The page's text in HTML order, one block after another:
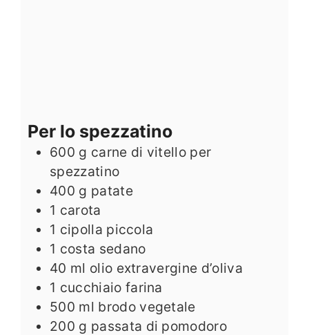
Per lo spezzatino
600 g carne di vitello per
spezzatino
400 g patate
1 carota
1 cipolla piccola
1 costa sedano
40 ml olio extravergine d’oliva
1 cucchiaio farina
500 ml brodo vegetale
200 g passata di pomodoro